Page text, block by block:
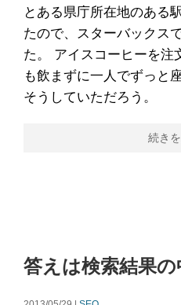
とある県庁所在地のある
たので、スターバックス
た。 アイスコーヒーを注
も飲まずに一人でずっと
そうしていただろう。
続き
答えは検索結果の